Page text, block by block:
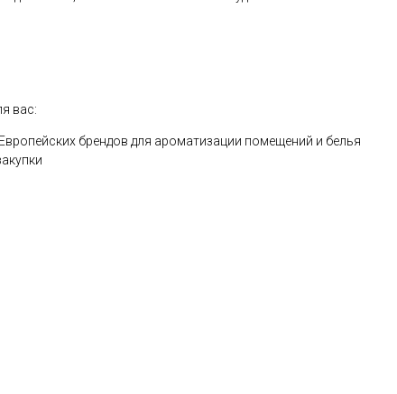
вас:
брендов для ароматизации помещений и белья